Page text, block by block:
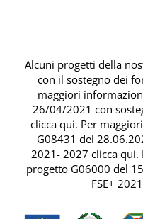
Alcuni progetti della
con il sostegno dei
maggiori
26/04/2021 con
clicca qui. Per
G08431 del
2021- 2027 clicca qui.
progetto G06000 del
FSE+